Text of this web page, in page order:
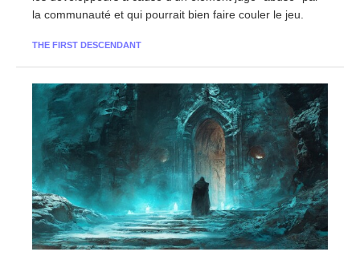
la communauté et qui pourrait bien faire couler le jeu.
THE FIRST DESCENDANT